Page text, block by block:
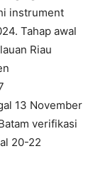
instrument
Tahap awal
Riau
13 November
verifikasi
20-22